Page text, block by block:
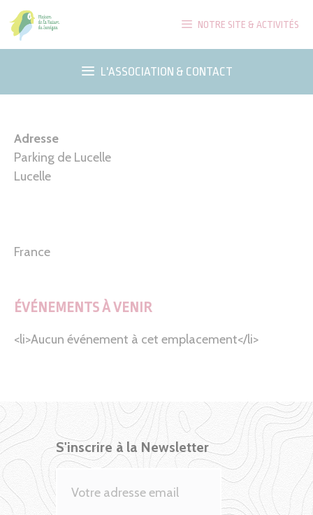
Aller
au
contenu
NOTRE SITE & ACTIVITÉS
L'ASSOCIATION & CONTACT
Adresse
Parking de Lucelle
Lucelle
France
ÉVÉNEMENTS À VENIR
<li>Aucun événement à cet emplacement</li>
S'inscrire à la Newsletter